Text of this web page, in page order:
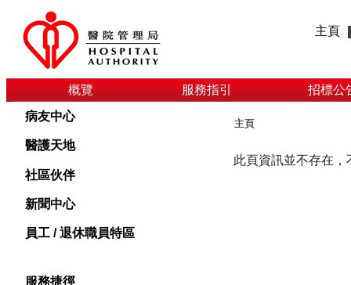
主頁
概覽 服務指引 招標公
病友中心
醫護天地
社區伙伴
新聞中心
員工 / 退休職員特區
服務捷徑
主頁